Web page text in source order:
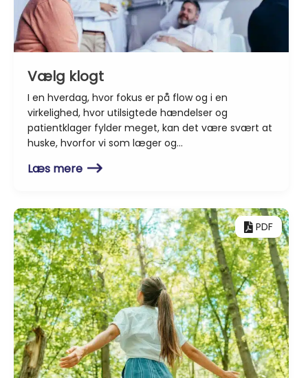
Vælg klogt
I en hverdag, hvor fokus er på flow og i en
virkelighed, hvor utilsigtede hændelser og
patientklager fylder meget, kan det være svært at
huske, hvorfor vi som læger og…
Læs mere
PDF